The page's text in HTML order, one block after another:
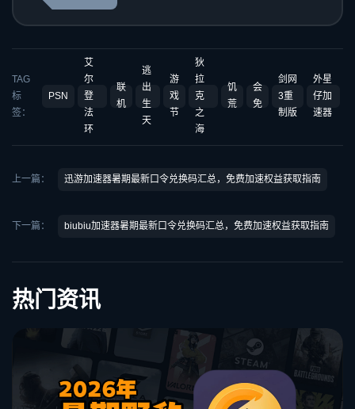
TAG
标
签：
PSN
艾
尔
登
法
环
联
机
逃
出
生
天
游
戏
节
狄
拉
克
之
海
饥
荒
会
免
剑网
3重
制版
外星
仔加
速器
上一篇： 迅游加速器暑期最新口令兑换码汇总，免费加速权益获取指南
下一篇： biubiu加速器暑期最新口令兑换码汇总，免费加速权益获取指南
热门资讯